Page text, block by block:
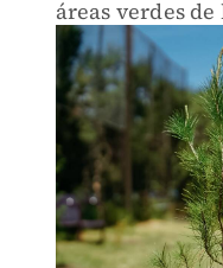
áreas verdes
para reducir